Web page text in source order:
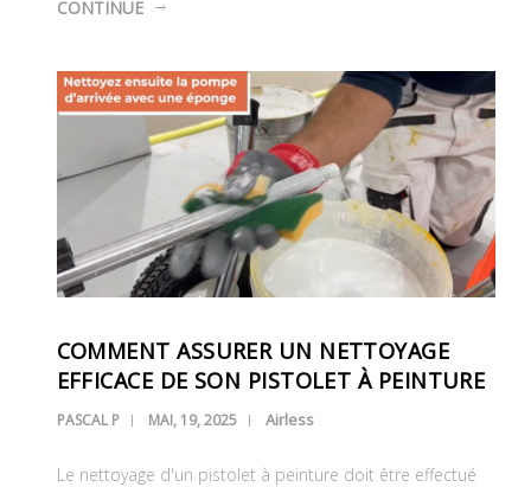
CONTINUE
COMMENT ASSURER UN NETTOYAGE
EFFICACE DE SON PISTOLET À PEINTURE
PASCAL P MAI, 19, 2025 Airless
Le nettoyage d'un pistolet à peinture doit être effectué